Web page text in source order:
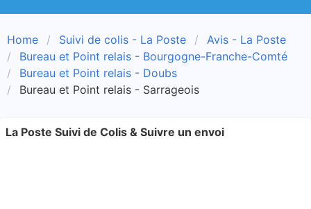
Home Suivi de colis - La Poste
Avis - La Poste
Bureau et Point relais - Bourgogne-Franche-Comté
Bureau et Point relais - Doubs
Bureau et Point relais - Sarrageois
La Poste Suivi de Colis & Suivre un envoi